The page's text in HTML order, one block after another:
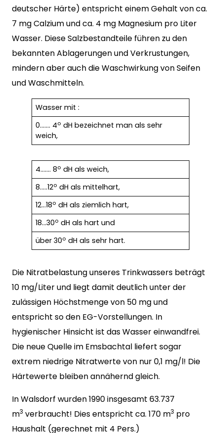
deutscher Härte) entspricht einem Gehalt von ca.
7 mg Calzium und ca. 4 mg Magnesium pro Liter
Wasser. Diese Salzbestandteile führen zu den
bekannten Ablagerungen und Verkrustungen,
mindern aber auch die Waschwirkung von Seifen
und Waschmitteln.
Wasser mit :
0……. 4o dH bezeichnet man als sehr
weich,
4……. 8o dH als weich,
8…..12o dH als mittelhart,
12…18o dH als ziemlich hart,
18…30o dH als hart und
über 30o dH als sehr hart.
Die Nitratbelastung unseres Trinkwassers beträgt
10 mg/Liter und liegt damit deutlich unter der
zulässigen Höchstmenge von 50 mg und
entspricht so den EG-Vorstellungen. In
hygienischer Hinsicht ist das Wasser einwandfrei.
Die neue Quelle im Emsbachtal liefert sogar
extrem niedrige Nitratwerte von nur 0,1 mg/l! Die
Härtewerte bleiben annähernd gleich.
In Walsdorf wurden 1990 insgesamt 63.737
m3 verbraucht! Dies entspricht ca. 170 m3 pro
Haushalt (gerechnet mit 4 Pers.)